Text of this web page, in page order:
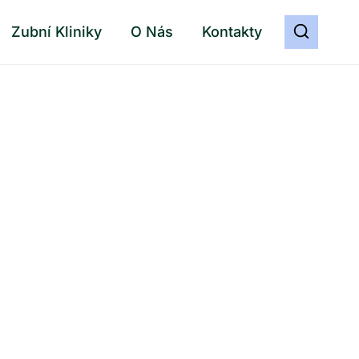
Zubní Kliniky O Nás Kontakty